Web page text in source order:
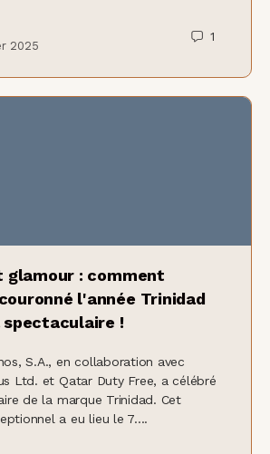
2025
1
glamour : comment
l'année Trinidad
spectaculaire !
S.A., en collaboration avec
Ltd. et Qatar Duty Free, a célébré
de la marque Trinidad. Cet
a eu lieu le 7....